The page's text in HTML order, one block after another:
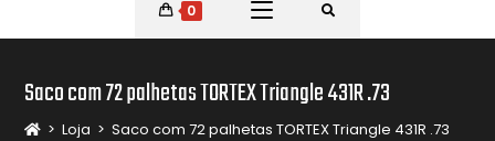
0
Saco com 72 palhetas TORTEX Triangle 431R .73
> Loja > Saco com 72 palhetas TORTEX Triangle 431R .73